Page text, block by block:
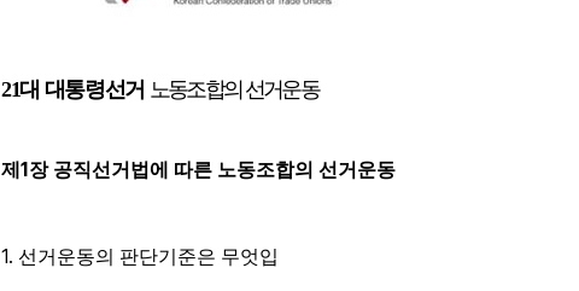
21대 대통령선거 노동조합의 선거운동
제 1장 공직선거법에 따른 노동조합의 선거운동
1. 선거운동의 판단기준은 무엇입